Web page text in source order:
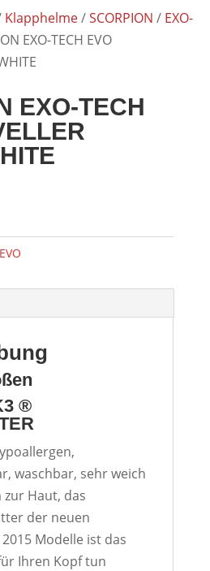
Klapphelme/SCORPION / EXO-
EXO-TECH EVO
EXO-TECH
®
waschbar, sehr weich
Haut, das
der neuen
Modelle ist das
Ihren Kopf tun